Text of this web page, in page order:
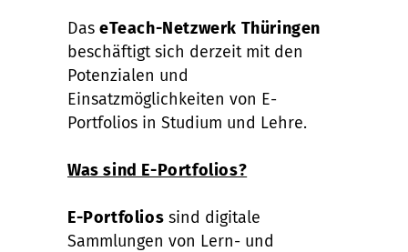
Das eTeach-Netzwerk Thüringen
beschäftigt sich derzeit mit den
Potenzialen und
Einsatzmöglichkeiten von E-
Portfolios in Studium und Lehre.
Was sind E-Portfolios?
E-Portfolios sind digitale
Sammlungen von Lern- und